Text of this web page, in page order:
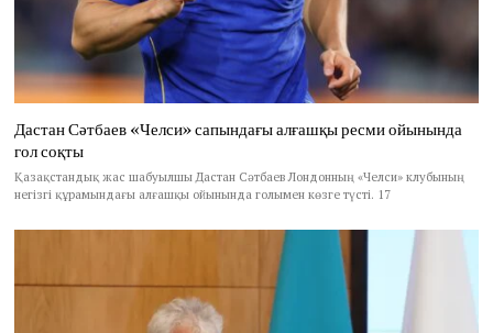
Дастан Сәтбаев «Челси» сапындағы алғашқы ресми ойынында
гол соқты
Қазақстандық жас шабуылшы Дастан Сәтбаев Лондонның «Челси» клубының
негізгі құрамындағы алғашқы ойынында голымен көзге түсті. 17